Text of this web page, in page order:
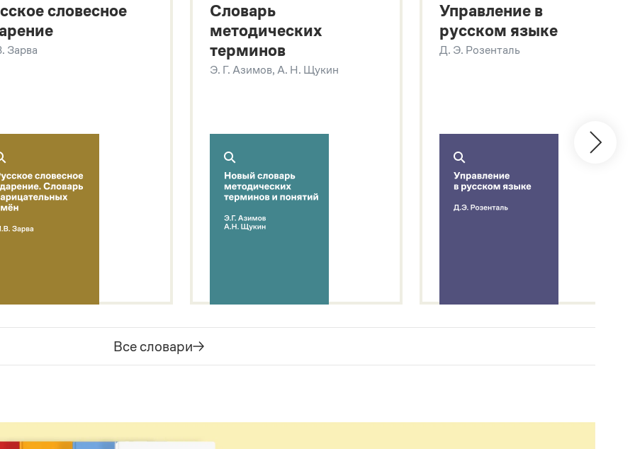
словесное
Зарва
Словарь
методических
терминов
Э. Г. Азимов, А. Н. Щукин
Управление в
русском языке
Д. Э. Розенталь
Все словари